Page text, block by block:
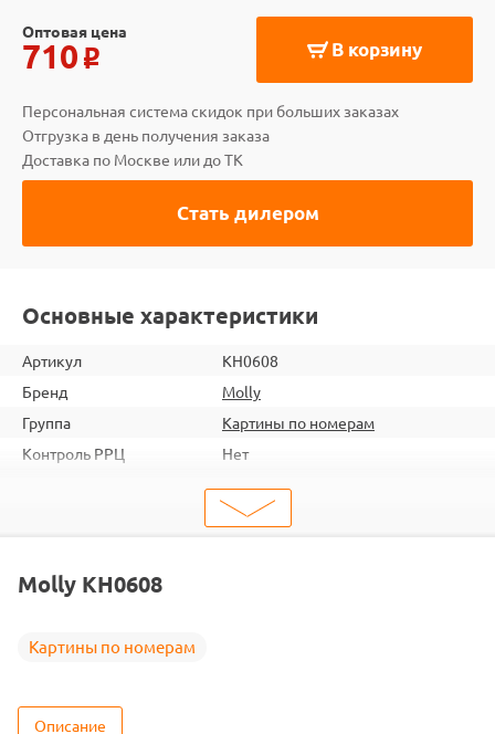
В корзину
Оптовая цена
710 o
Персональная система скидок при больших заказах
Отгрузка в день получения заказа
Доставка по Москве или до ТК
Стать дилером
Основные характеристики
Артикул
KH0608
Бренд
Molly
Группа
Картины по номерам
Контроль РРЦ
Нет
20
6920140882684
Тема
Цвет
Molly KH0608
Картины по номерам
Описание